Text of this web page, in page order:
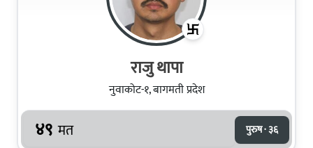
राजु थापा
नुवाकोट-१, बागमती प्रदेश
४९ मत पुरुष · ३६